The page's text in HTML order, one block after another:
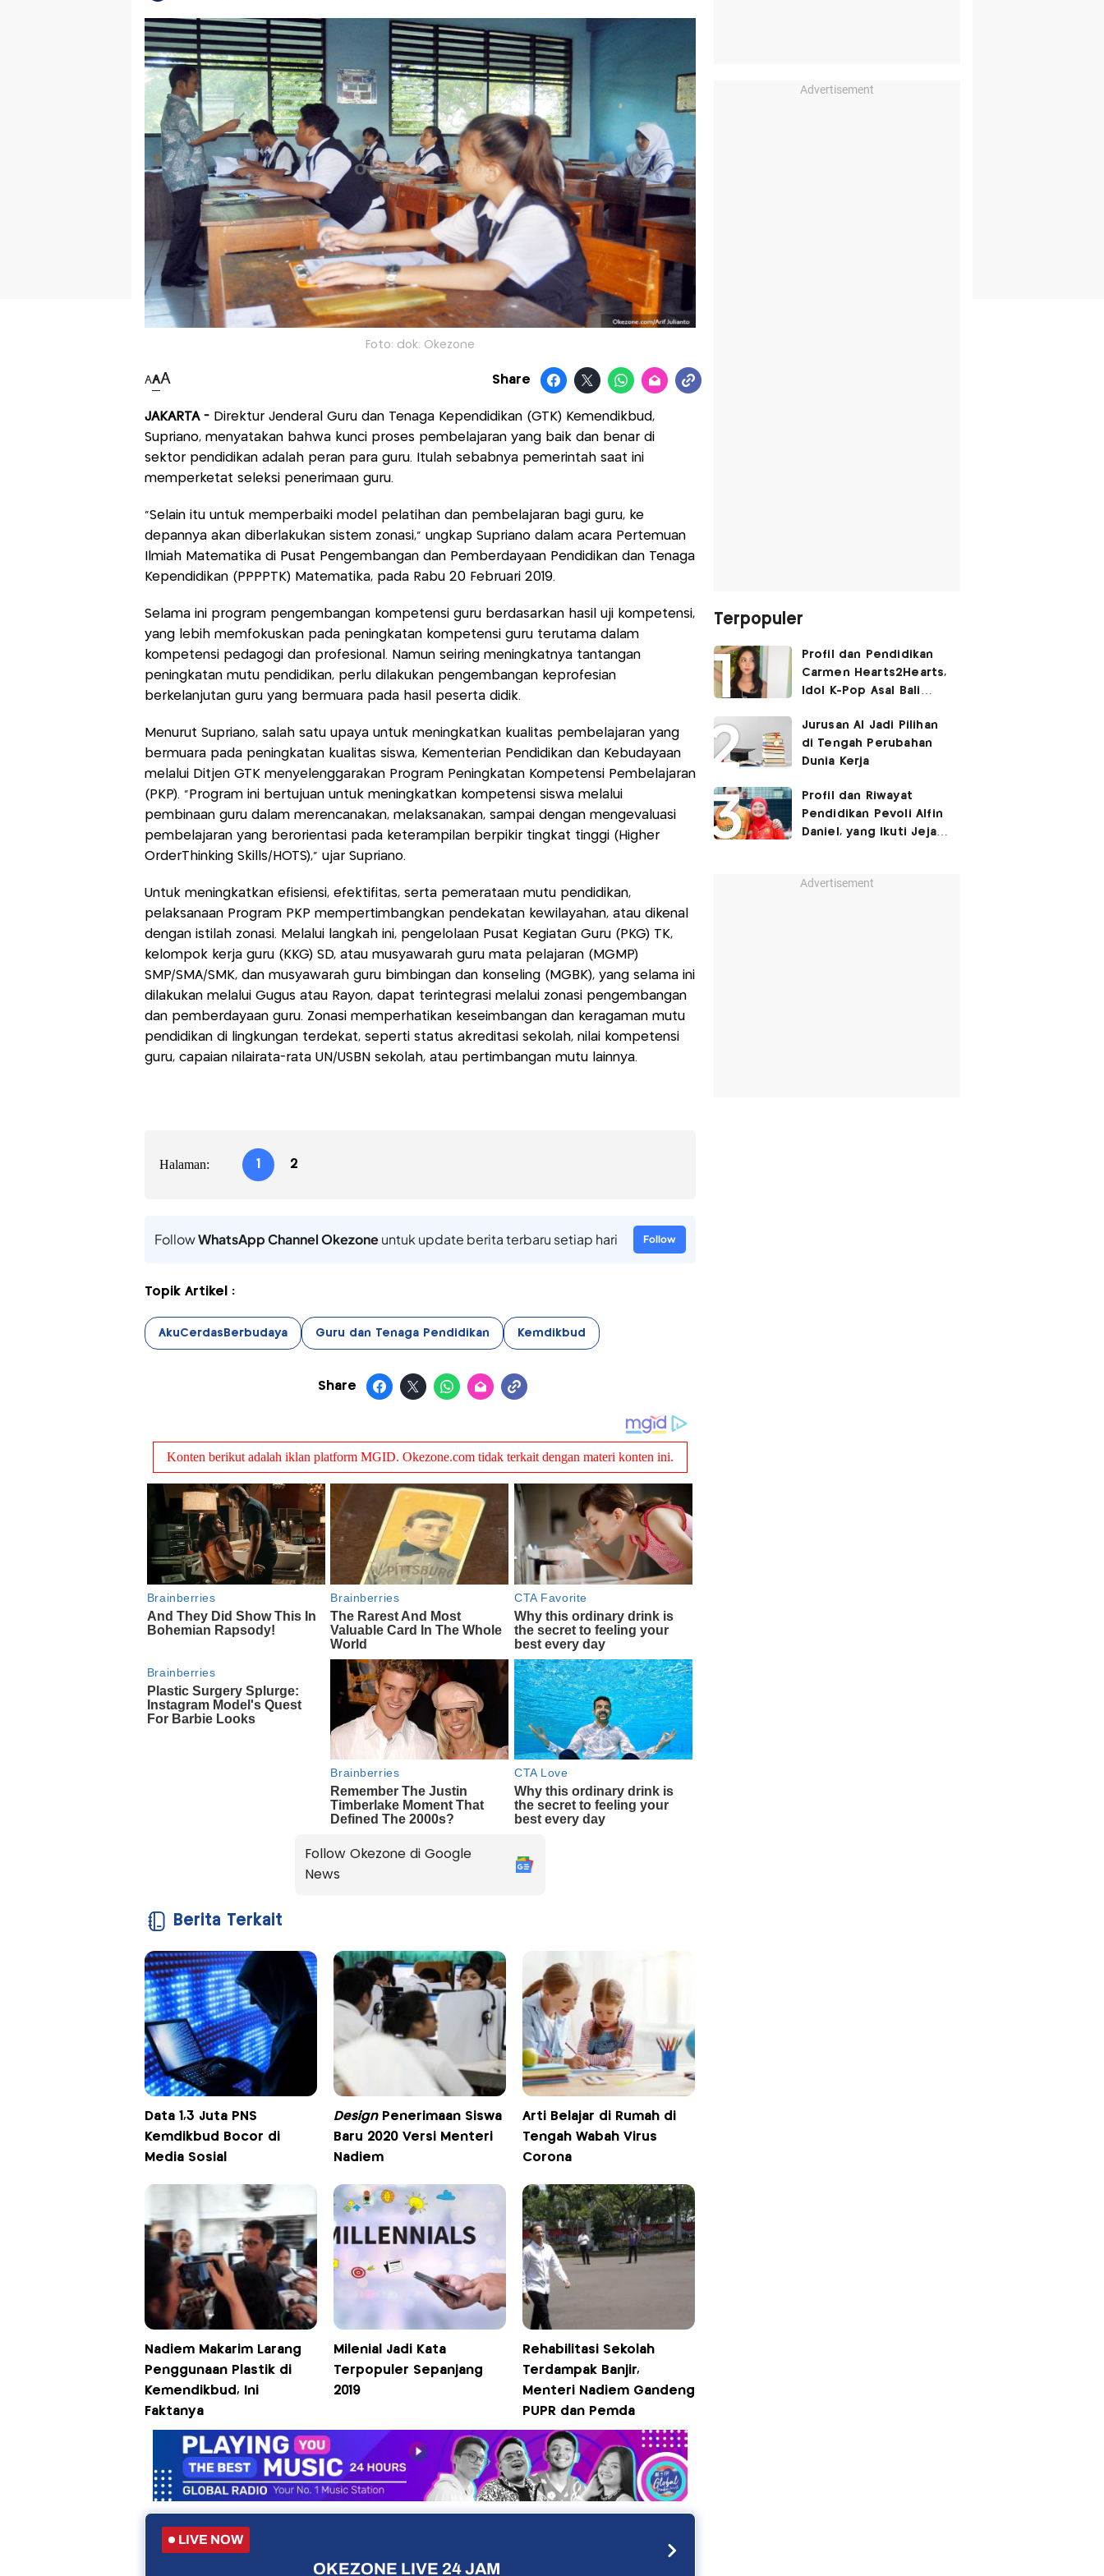
Foto: dok. Okezone
AAA Share
JAKARTA - Direktur Jenderal Guru dan Tenaga Kependidikan (GTK) Kemendikbud,
Supriano, menyatakan bahwa kunci proses pembelajaran yang baik dan benar di
sektor pendidikan adalah peran para guru. Itulah sebabnya pemerintah saat ini
memperketat seleksi penerimaan guru.
“Selain itu untuk memperbaiki model pelatihan dan pembelajaran bagi guru, ke
depannya akan diberlakukan sistem zonasi,” ungkap Supriano dalam acara Pertemuan
Ilmiah Matematika di Pusat Pengembangan dan Pemberdayaan Pendidikan dan Tenaga
Kependidikan (PPPPTK) Matematika, pada Rabu 20 Februari 2019.
Selama ini program pengembangan kompetensi guru berdasarkan hasil uji kompetensi,
yang lebih memfokuskan pada peningkatan kompetensi guru terutama dalam
kompetensi pedagogi dan profesional. Namun seiring meningkatnya tantangan
peningkatan mutu pendidikan, perlu dilakukan pengembangan keprofesian
berkelanjutan guru yang bermuara pada hasil peserta didik.
Menurut Supriano, salah satu upaya untuk meningkatkan kualitas pembelajaran yang
bermuara pada peningkatan kualitas siswa, Kementerian Pendidikan dan Kebudayaan
melalui Ditjen GTK menyelenggarakan Program Peningkatan Kompetensi Pembelajaran
(PKP). “Program ini bertujuan untuk meningkatkan kompetensi siswa melalui
pembinaan guru dalam merencanakan, melaksanakan, sampai dengan mengevaluasi
pembelajaran yang berorientasi pada keterampilan berpikir tingkat tinggi (Higher
OrderThinking Skills/HOTS),” ujar Supriano.
Untuk meningkatkan efisiensi, efektifitas, serta pemerataan mutu pendidikan,
pelaksanaan Program PKP mempertimbangkan pendekatan kewilayahan, atau dikenal
dengan istilah zonasi. Melalui langkah ini, pengelolaan Pusat Kegiatan Guru (PKG) TK,
kelompok kerja guru (KKG) SD, atau musyawarah guru mata pelajaran (MGMP)
SMP/SMA/SMK, dan musyawarah guru bimbingan dan konseling (MGBK), yang selama ini
dilakukan melalui Gugus atau Rayon, dapat terintegrasi melalui zonasi pengembangan
dan pemberdayaan guru. Zonasi memperhatikan keseimbangan dan keragaman mutu
pendidikan di lingkungan terdekat, seperti status akreditasi sekolah, nilai kompetensi
guru, capaian nilairata-rata UN/USBN sekolah, atau pertimbangan mutu lainnya.
Halaman: 1 2
FollowWhatsApp Channel Okezoneuntuk update berita terbaru setiap hari Follow
Topik Artikel :
AkuCerdasBerbudaya Guru dan Tenaga Pendidikan Kemdikbud
Share
Follow Okezone di Google
News
Berita Terkait
Data 1,3 Juta PNS
Kemdikbud Bocor di
Media Sosial
DesignPenerimaan Siswa
Baru 2020 Versi Menteri
Nadiem
Arti Belajar di Rumah di
Tengah Wabah Virus
Corona
Nadiem Makarim Larang
Penggunaan Plastik di
Kemendikbud, Ini
Faktanya
Milenial Jadi Kata
Terpopuler Sepanjang
2019
Rehabilitasi Sekolah
Terdampak Banjir,
Menteri Nadiem Gandeng
PUPR dan Pemda
LIVE NOW
OKEZONE LIVE 24 JAM
Advertisement
Terpopuler
Profil dan Pendidikan
Carmen Hearts2Hearts,
Idol K-Pop Asal Bali
Entertainment
Jurusan AI Jadi Pilihan
di Tengah Perubahan
Dunia Kerja
Profil dan Riwayat
Pendidikan Pevoli Alfin
Daniel, yang Ikuti Jejak
Proliga
Advertisement